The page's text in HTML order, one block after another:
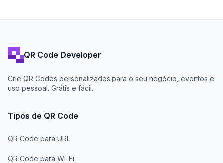
QR Code Developer
Crie QR Codes personalizados para o seu negócio, eventos e
uso pessoal. Grátis e fácil.
Tipos de QR Code
QR Code para URL
QR Code para Wi-Fi